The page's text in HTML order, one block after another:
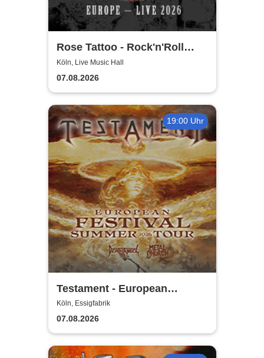
Rose Tattoo - Rock'n'Roll
Outlaws – One Last Ride
Köln, Live Music Hall
07.08.2026
19:00 Uhr
Testament - European
Festival Summer Tour 2026
Köln, Essigfabrik
07.08.2026